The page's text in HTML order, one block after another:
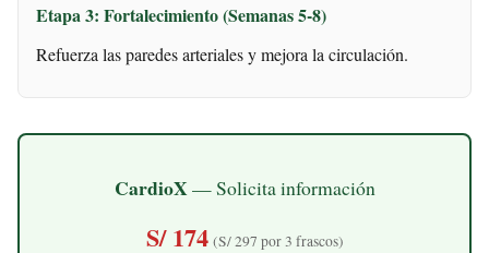
Etapa 3: Fortalecimiento (Semanas 5-8)
Refuerza las paredes arteriales y mejora la circulación.
CardioX— Solicita información
S/ 174 (S/ 297 por 3 frascos)